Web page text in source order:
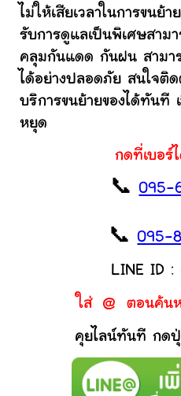
ไม่ให้เสียเวลาในการขนย้
รับการดูแลเป็นพิเศษสาม
คลุมกันแดด กันฝน สามา
ได้อย่างปลอดภัย สนใจติ
บริการขนย้ายของได้ทันที
หยุด
กดที่เบอร์
📞095-
📞095-
LINE ID :
ใส่ @ ตอนค้น
คุยไลน์ทันที กดปุ่